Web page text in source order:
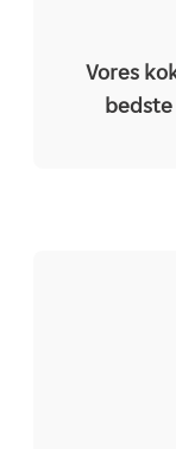
Vores